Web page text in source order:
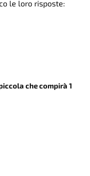
le loro risposte:
che compirà 1